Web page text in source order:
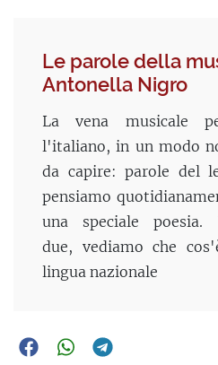
Le parole della
Antonella Nigro
La vena musicale
l'italiano, in un modo
da capire: parole del
pensiamo
una speciale poesia.
due, vediamo che
lingua nazionale